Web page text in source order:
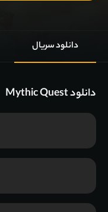
دانلود سریال
دانلود Mythic Quest